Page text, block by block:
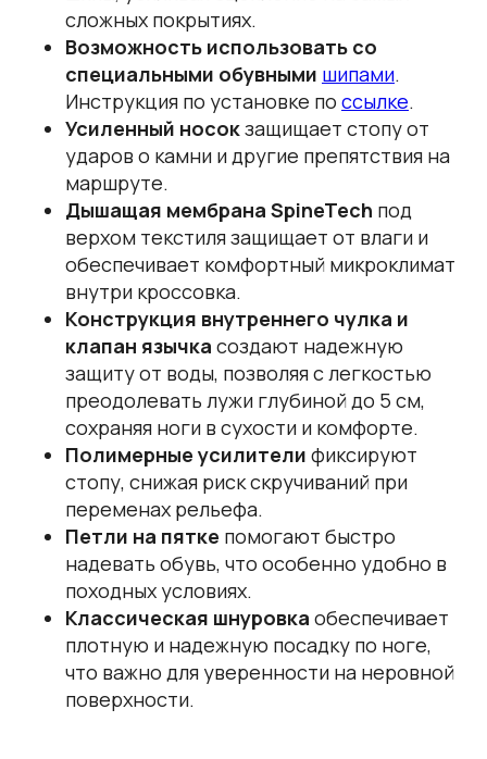
сложных покрытиях.
Возможность использовать со
специальными обувными шипами.
Инструкция по установке по ссылке.
Усиленный носокзащищает стопу от
ударов о камни и другие препятствия на
маршруте.
Дышащая мембрана SpineTech под
верхом текстиля защищает от влаги и
обеспечивает комфортный микроклимат
внутри кроссовка.
Конструкция внутреннего чулка и
клапан язычка создают надежную
защиту от воды, позволяя с легкостью
преодолевать лужи глубиной до 5 см,
сохраняя ноги в сухости и комфорте.
Полимерные усилители фиксируют
стопу, снижая риск скручиваний при
переменах рельефа.
Петли на пятке помогают быстро
надевать обувь, что особенно удобно в
походных условиях.
Классическая шнуровка обеспечивает
плотную и надежную посадку по ноге,
что важно для уверенности на неровной
поверхности.